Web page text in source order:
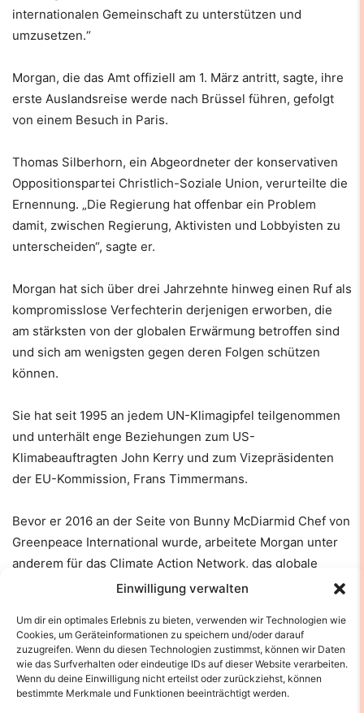
Einwilligung verwalten
Um dir ein optimales Erlebnis zu bieten, verwenden wir Technologien wie
Cookies, um Geräteinformationen zu speichern und/oder darauf
zuzugreifen. Wenn du diesen Technologien zustimmst, können wir Daten
wie das Surfverhalten oder eindeutige IDs auf dieser Website verarbeiten.
Wenn du deine Einwilligung nicht erteilst oder zurückziehst, können
bestimmte Merkmale und Funktionen beeinträchtigt werden.
internationalen Gemeinschaft zu unterstützen und
umzusetzen.“
Morgan, die das Amt offiziell am 1. März antritt, sagte, ihre
erste Auslandsreise werde nach Brüssel führen, gefolgt
von einem Besuch in Paris.
Thomas Silberhorn, ein Abgeordneter der konservativen
Oppositionspartei Christlich-Soziale Union, verurteilte die
Ernennung. „Die Regierung hat offenbar ein Problem
damit, zwischen Regierung, Aktivisten und Lobbyisten zu
unterscheiden“, sagte er.
Morgan hat sich über drei Jahrzehnte hinweg einen Ruf als
kompromisslose Verfechterin derjenigen erworben, die
am stärksten von der globalen Erwärmung betroffen sind
und sich am wenigsten gegen deren Folgen schützen
können.
Sie hat seit 1995 an jedem UN-Klimagipfel teilgenommen
und unterhält enge Beziehungen zum US-
Klimabeauftragten John Kerry und zum Vizepräsidenten
der EU-Kommission, Frans Timmermans.
Bevor er 2016 an der Seite von Bunny McDiarmid Chef von
Greenpeace International wurde, arbeitete Morgan unter
anderem für das Climate Action Network, das globale
Klimaschutzprogramm des WWF und das World Resources
Datum: Februar 9, 2022
Quelle: The Guardian